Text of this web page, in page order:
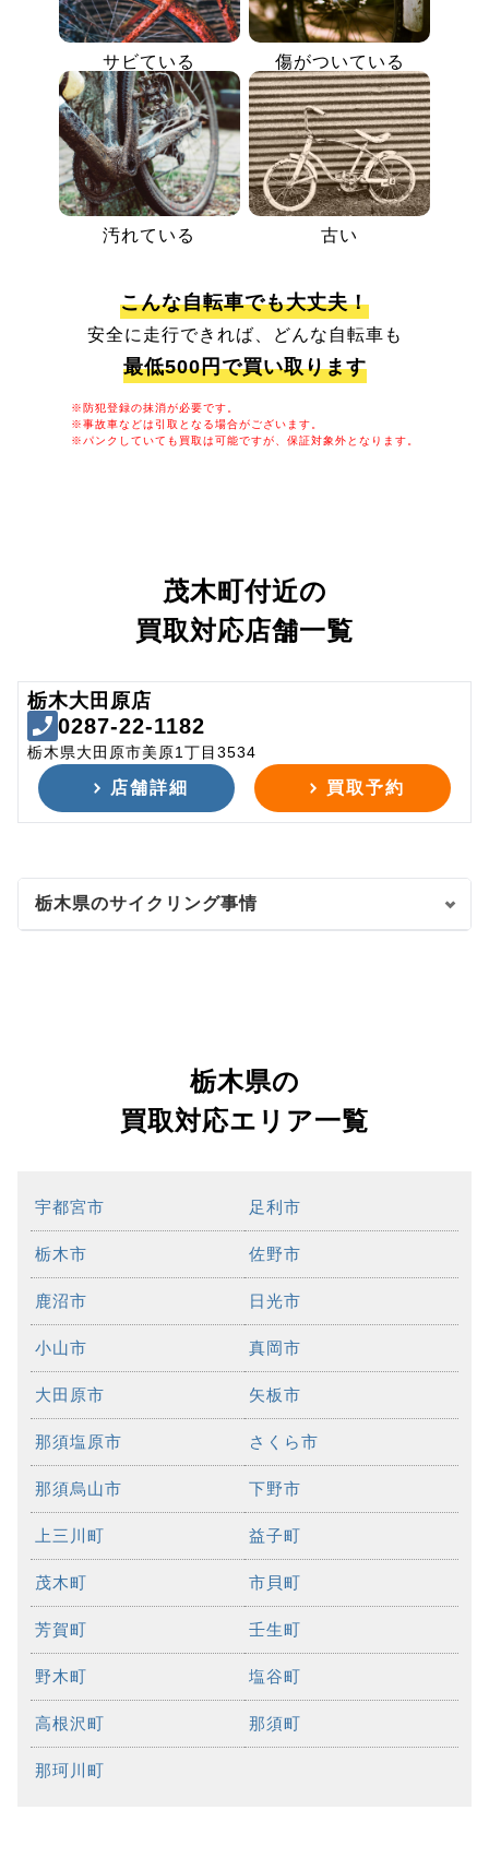
サビている 傷がついている
汚れている 古い
こんな自転車でも大丈夫！
安全に走行できれば、どんな自転車も
最低500円で買い取ります
※防犯登録の抹消が必要です。
※事故車などは引取となる場合がございます。
※パンクしていても買取は可能ですが、保証対象外となります。
茂木町付近の
買取対応店舗一覧
栃木大田原店
0287-22-1182
栃木県大田原市美原1丁目3534
店舗詳細 買取予約
栃木県のサイクリング事情
栃木県の
買取対応エリア一覧
宇都宮市 足利市
栃木市 佐野市
鹿沼市 日光市
小山市 真岡市
大田原市 矢板市
那須塩原市 さくら市
那須烏山市 下野市
上三川町 益子町
茂木町 市貝町
芳賀町 壬生町
野木町 塩谷町
高根沢町 那須町
那珂川町